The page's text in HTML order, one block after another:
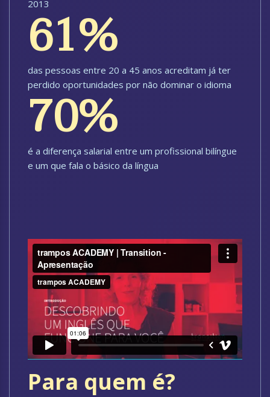
2013
61%
das pessoas entre 20 a 45 anos acreditam já ter
perdido oportunidades por não dominar o idioma
70%
é a diferença salarial entre um profissional bilíngue
e um que fala o básico da língua
Para quem é?